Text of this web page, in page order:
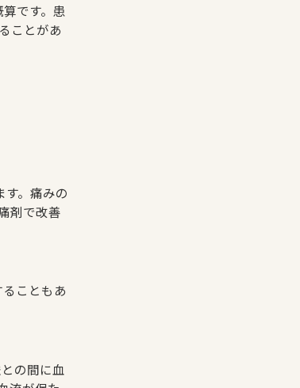
です。患
ことがあ
。痛みの
剤で改善
こともあ
の間に血